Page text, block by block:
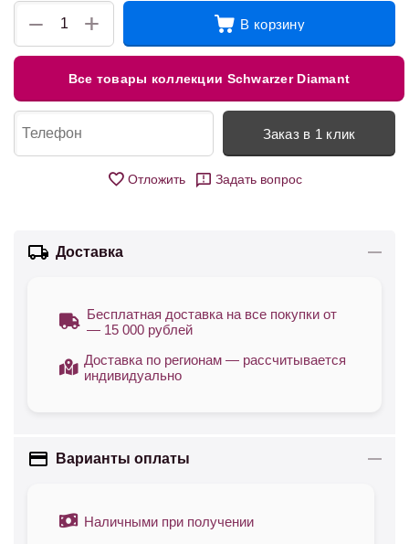
+
− В корзину
Все товары коллекции Schwarzer Diamant
Заказ в 1 клик
Отложить Задать вопрос
Доставка
Бесплатная доставка на все покупки от
— 15 000 рублей
Доставка по регионам — рассчитывается
индивидуально
Варианты оплаты
Наличными при получении